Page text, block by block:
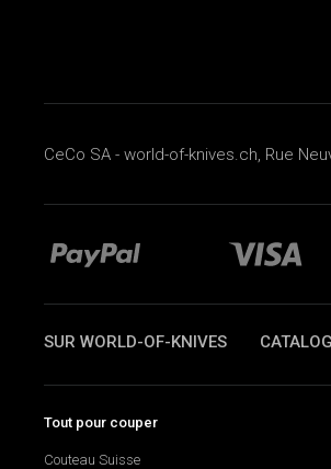
CeCo SA - world-of-knives.ch, Rue
SUR WORLD-OF-KNIVES
Tout pour couper
Couteau Suisse